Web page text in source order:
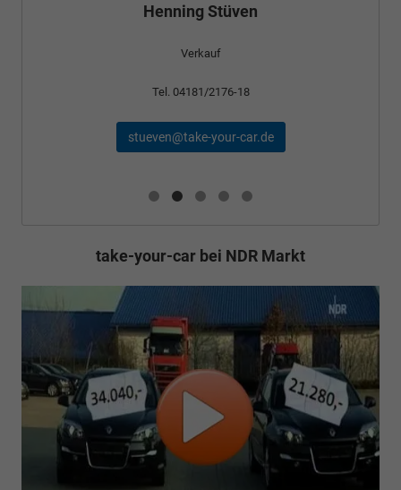
Henning Stüven
Verkauf
Tel. 04181/2176-18
stueven@take-your-car.de
take-your-car bei NDR Markt